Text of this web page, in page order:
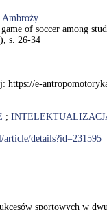
Ambroży.
of soccer among
s. 26-34
https://e-
;
details?id=231595
sportowych w